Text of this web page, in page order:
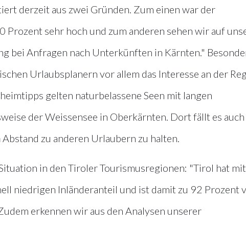
derzeit aus zwei Gründen. Zum einen war der
Prozent sehr hoch und zum anderen sehen wir auf
bei Anfragen nach Unterkünften in Kärnten."
Urlaubsplanern vor allem das Interesse an der
gelten naturbelassene Seen mit langen
der Weissensee in Oberkärnten. Dort fällt es auch
zu anderen Urlaubern zu halten.
in den Tiroler Tourismusregionen: "Tirol hat mit
niedrigen Inländeranteil und ist damit zu 92 Prozent
erkennen wir aus den Analysen unserer